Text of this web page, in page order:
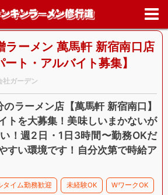
都>新宿区>味噌ラーメン 萬馬軒 新宿南口店
ラーメン 萬馬軒 新宿南口店
ート・アルバイト募集】
社ガーデン
ラーメン店【萬馬軒 新宿南口】
トを大募集！美味しいまかないが
！週2日・1日3時間〜勤務OKだ
すい環境です！自分次第で時給ア
タイム勤務歓迎 未経験OK WワークOK